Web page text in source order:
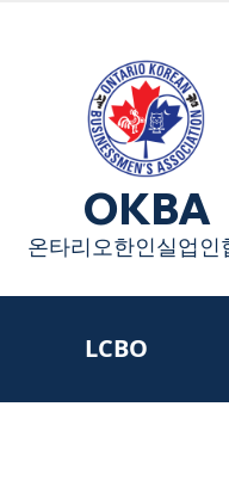
OKBA
온타리오한인실업인
LCBO